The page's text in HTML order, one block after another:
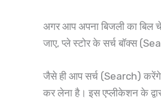
अगर आप अपना बिजली का
जाए, प्ले स्टोर के सर्च बॉक्स
जैसे ही आप सर्च (Search) करेंगे
कर लेना है। इस एप्लीकेशन के